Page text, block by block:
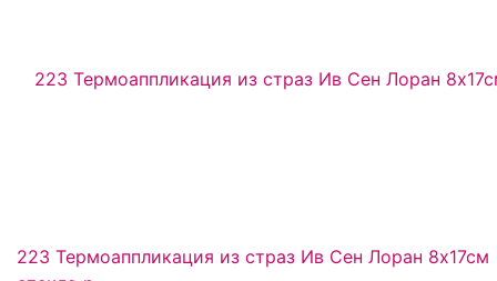
223 Термоаппликация из страз Ив Сен Лоран 8х17см